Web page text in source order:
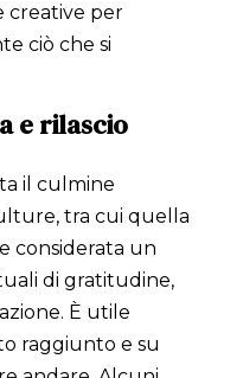
creative per
ciò che si
e rilascio
il culmine
tra cui quella
considerata un
di gratitudine,
È utile
raggiunto e su